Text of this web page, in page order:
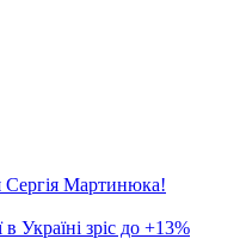
Мартинюка!
Україні зріс до +13%